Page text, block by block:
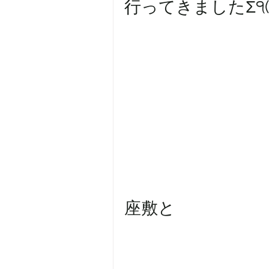
行ってきました
座敷と